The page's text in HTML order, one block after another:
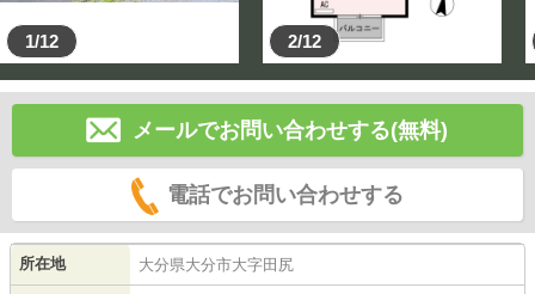
1/12 2/12
メールでお問い合わせする(無料)
電話でお問い合わせする
所在地 大分県大分市大字田尻